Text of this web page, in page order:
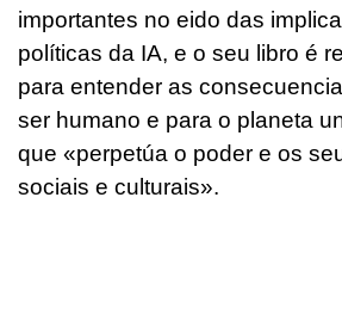
importantes no eido das
políticas da IA, e o seu libro é
para entender as
ser humano e para o planeta
que «perpetúa o poder e os
sociais e culturais».